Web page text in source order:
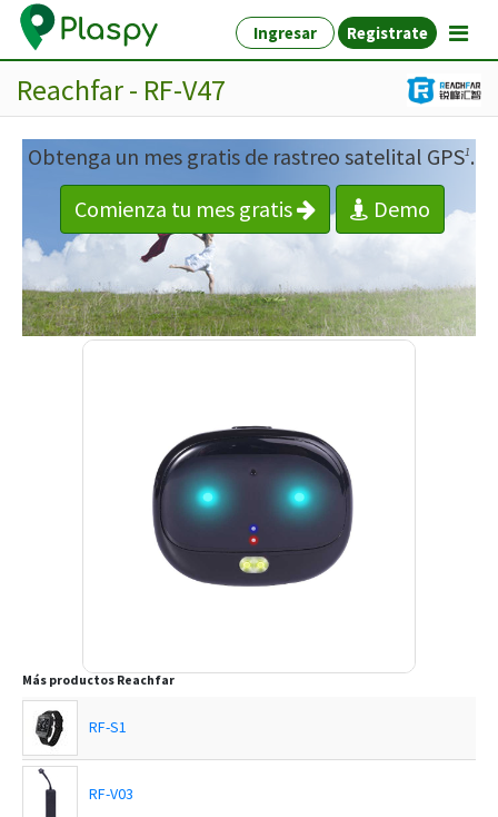
Ingresar Registrate
Reachfar - RF-V47
Obtenga un mes gratis de rastreo satelital GPS1.
Comienza tu mes gratis
Demo
Más productos Reachfar
RF-S1
RF-V03